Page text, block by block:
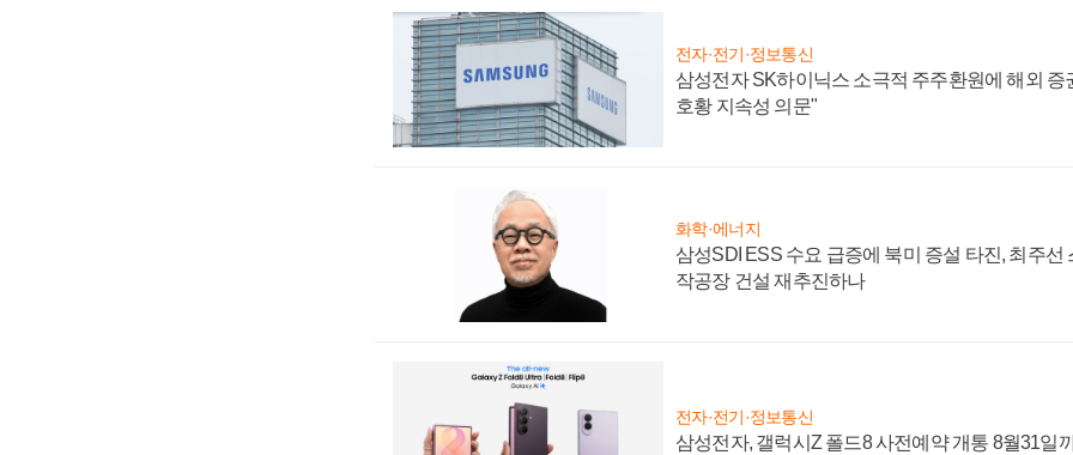
전자·전기·정보통신
삼성전자 SK하이닉스 소극적 주주환원에 해외 증
호황 지속성 의문"
화학·에너지
삼성SDI ESS 수요 급증에 북미 증설 타진, 최주선
작공장 건설 재추진하나
전자·전기·정보통신
삼성전자, 갤럭시Z 폴드8 사전예약 개통 8월31일